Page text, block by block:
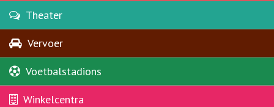
Theater
Vervoer
Voetbalstadions
Winkelcentra